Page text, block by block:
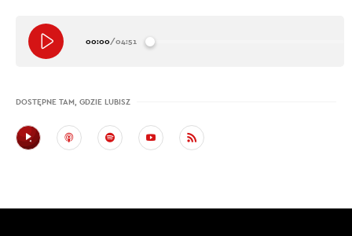
00:00/04:51
DOSTĘPNE TAM, GDZIE LUBISZ